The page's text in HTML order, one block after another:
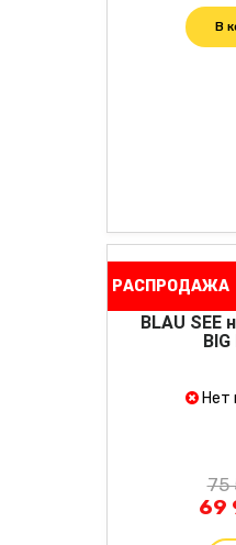
В
РАСПРОДАЖА
BLAU SEE
Нет
75
69